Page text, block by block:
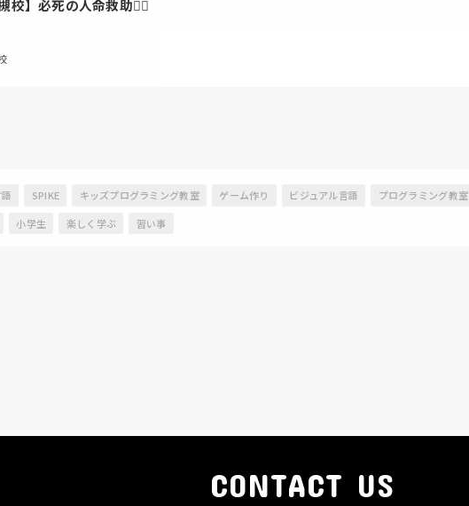
校】必死の人命救助❤️‍🔥
SPIKE キッズプログラミング教室 ゲーム作り ビジュアル言語
プログラミング教室
小学生 楽しく学ぶ 習い事
CONTACT US